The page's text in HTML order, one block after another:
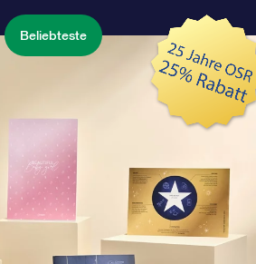
Beliebteste